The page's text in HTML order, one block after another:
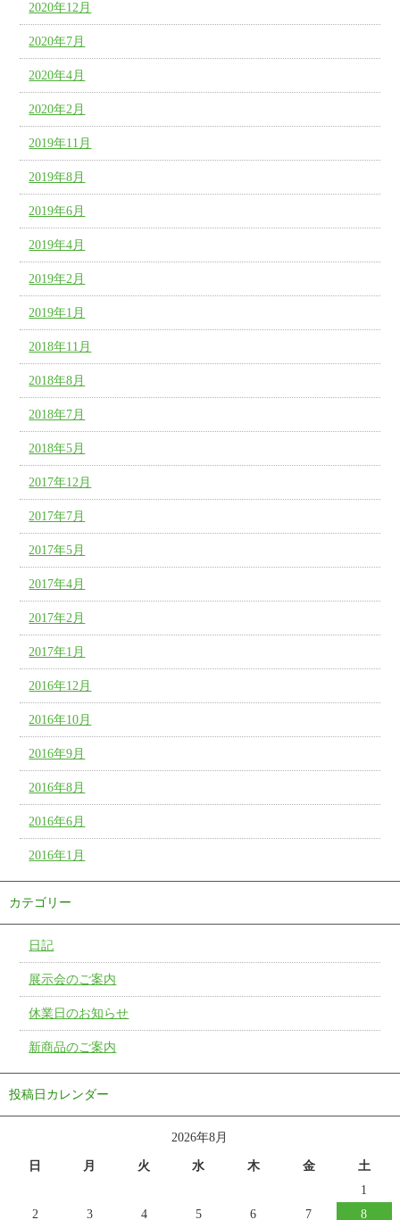
2020年12月
2020年7月
2020年4月
2020年2月
2019年11月
2019年8月
2019年6月
2019年4月
2019年2月
2019年1月
2018年11月
2018年8月
2018年7月
2018年5月
2017年12月
2017年7月
2017年5月
2017年4月
2017年2月
2017年1月
2016年12月
2016年10月
2016年9月
2016年8月
2016年6月
2016年1月
カテゴリー
日記
展示会のご案内
休業日のお知らせ
新商品のご案内
投稿日カレンダー
2026年8月
日 月 火 水 木 金
土
1
2
3 4 5 6 7 8